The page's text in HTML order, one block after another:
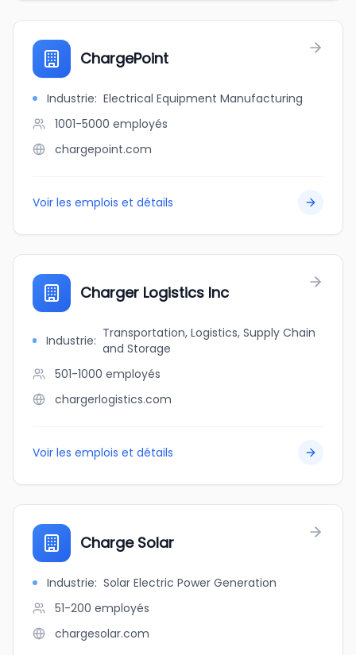
ChargePoint
Industrie: Electrical Equipment Manufacturing
1001-5000 employés
chargepoint.com
Voir les emplois et détails
Charger Logistics Inc
Industrie: Transportation, Logistics, Supply Chain
and Storage
501-1000 employés
chargerlogistics.com
Voir les emplois et détails
Charge Solar
Industrie: Solar Electric Power Generation
51-200 employés
chargesolar.com